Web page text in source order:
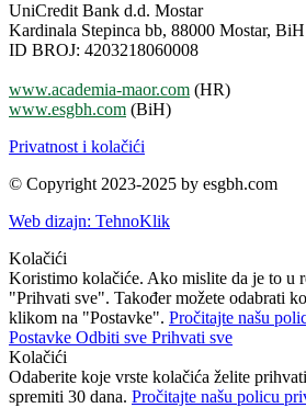
UniCredit Bank d.d. Mostar
Kardinala Stepinca bb, 88000 Mostar, BiH
ID BROJ: 4203218060008
www.academia-maor.com (HR)
www.esgbh.com (BiH)
Privatnost i kolačići
© Copyright 2023-2025 by esgbh.com
Web dizajn: TehnoKlik
Kolačići
Koristimo kolačiće. Ako mislite da je to u
"Prihvati sve". Također možete odabrati
klikom na "Postavke". Pročitajte našu
Postavke Odbiti sve Prihvati sve
Kolačići
Odaberite koje vrste kolačića želite
spremiti 30 dana. Pročitajte našu policu